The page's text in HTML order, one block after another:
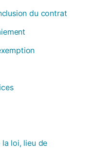
du contrat
loi, lieu de